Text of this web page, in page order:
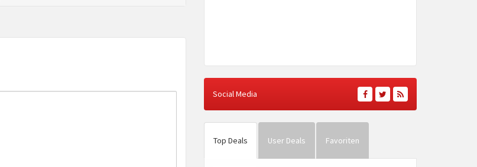
Social Media
Top Deals User Deals Favoriten